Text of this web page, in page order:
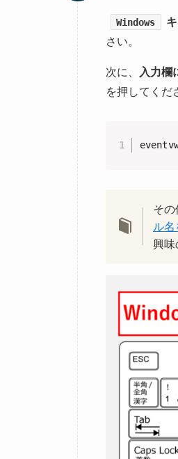
Windows
さい。
次に、 入力欄
を押してくだ
その
ル
興味